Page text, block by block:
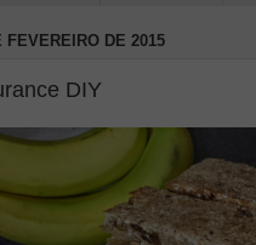
FEVEREIRO DE 2015
DIY